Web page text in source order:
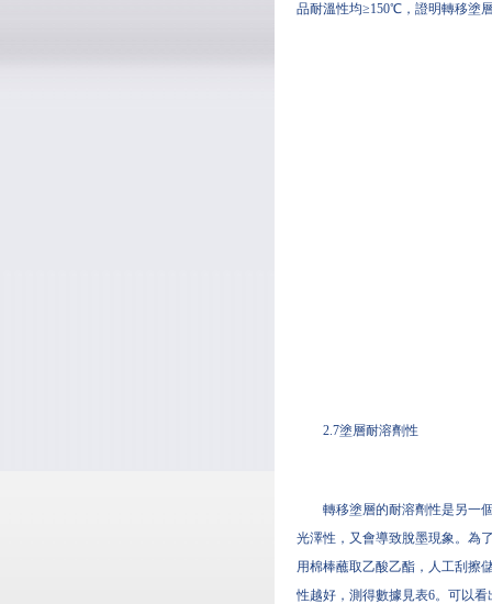
品耐溫性均≥150℃，證明轉移塗
2.7塗層耐溶劑性
轉移塗層的耐溶劑性是另一
光澤性，又會導致脫墨現象。為
用棉棒蘸取乙酸乙酯，人工刮擦
性越好，測得數據見表6。可以